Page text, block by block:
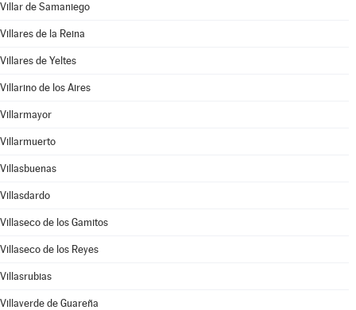
Villar de Samaniego
Villares de la Reina
Villares de Yeltes
Villarino de los Aires
Villarmayor
Villarmuerto
Villasbuenas
Villasdardo
Villaseco de los Gamitos
Villaseco de los Reyes
Villasrubias
Villaverde de Guareña